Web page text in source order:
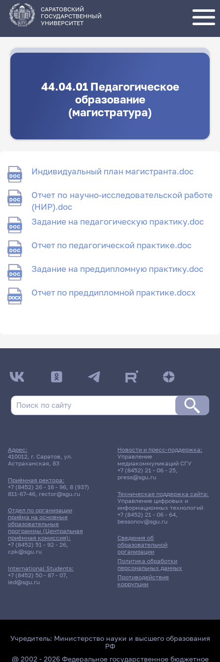
основному
содержанию
САРАТОВСКИЙ
ГОСУДАРСТВЕННЫЙ
УНИВЕРСИТЕТ
44.04.01 Педагогическое
образование
(магистратура)
Индивидуальный план магистранта.doc
Отчет по научно-исследовательской работе
(НИР).doc
Задание на педагогическую практику.doc
Отчет по педагогической практике.doc
Задание на преддипломную практику.doc
Отчет по преддипломной практике.docx
Адрес:
410012, г. Саратов, ул.
Астраханская, 83
Приёмная ректора:
+7 (8452) 26 - 16 - 96, 8 (937)
811-67-46, rector@sgu.ru
Отдел по организации
приёма на основные
образовательные
программы (Центральная
приёмная комиссия):
+7 (8452) 51 - 92 - 26,
cpk@sgu.ru
International Students:
+7 (8452) 50 - 87 - 07,
ied@sgu.ru
Сведения об
образовательной
организации
Политика обработки
персональных данных
Противодействие
коррупции
Новости и пресс-поддержка:
Управление
медиакоммуникаций СГУ
+7 (8452) 21 - 06 - 25,
press@sgu.ru
Техническая поддержка сайта:
Управление цифровых и
информационных технологий
+7 (8452) 21 - 06 - 64,
bessonov@sgu.ru
Учредитель: Министерство науки и высшего образования
РФ
@ 2002 - 2026 Федеральное государственное бюджетное